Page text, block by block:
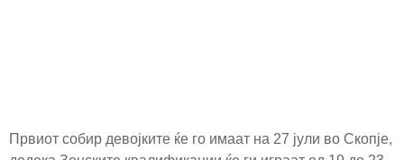
Првиот собир девојките ќе го имаат на 27 јули во Скопје,